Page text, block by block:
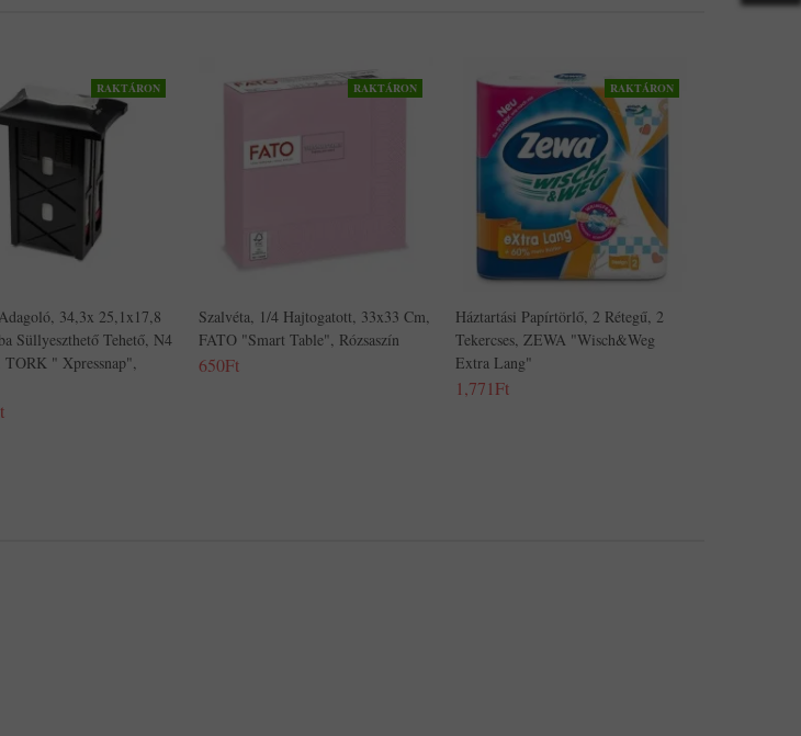
RAKTÁRON
34,3x 25,1x17,8
Süllyeszthető Tehető, N4
TORK " Xpressnap",
RAKTÁRON
Szalvéta, 1/4 Hajtogatott, 33x33 Cm,
FATO "Smart Table", Rózsaszín
650Ft
RAKTÁRON
Háztartási Papírtörlő, 2 Rétegű, 2
Tekercses, ZEWA "Wisch&Weg
Extra Lang"
1,771Ft